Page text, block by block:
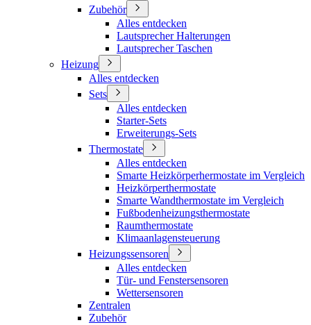
Zubehör
Alles entdecken
Lautsprecher Halterungen
Lautsprecher Taschen
Heizung
Alles entdecken
Sets
Alles entdecken
Starter-Sets
Erweiterungs-Sets
Thermostate
Alles entdecken
Smarte Heizkörperhermostate im Vergleich
Heizkörperthermostate
Smarte Wandthermostate im Vergleich
Fußbodenheizungsthermostate
Raumthermostate
Klimaanlagensteuerung
Heizungssensoren
Alles entdecken
Tür- und Fenstersensoren
Wettersensoren
Zentralen
Zubehör